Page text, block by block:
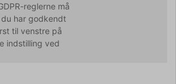
reglerne må
har godkendt
til venstre på
indstilling ved